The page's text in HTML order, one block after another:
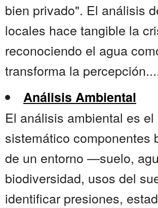
bien privado". El análisis
locales hace tangible la
reconociendo el agua
transforma la
Análisis Ambiental
El análisis ambiental es el
sistemático componentes
de un entorno —suelo,
biodiversidad, usos del
identificar presiones,